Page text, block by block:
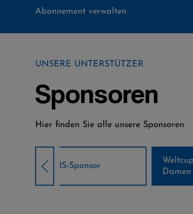
Abonnement verwalten
UNSERE UNTERSTÜTZER
Sponsoren
Hier finden Sie alle unsere Sponsoren
Weltcup-Sponsoren
Damen